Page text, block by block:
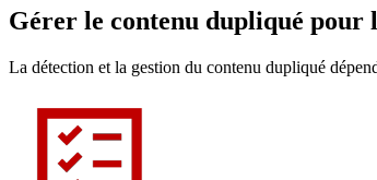
Gérer le contenu dupliqué pour
La détection et la gestion du contenu dupliqué